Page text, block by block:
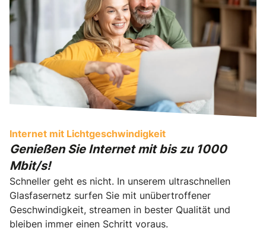
Internet mit Lichtgeschwindigkeit
Genießen Sie Internet mit bis zu 1000
Mbit/s!
Schneller geht es nicht. In unserem ultraschnellen
Glasfasernetz surfen Sie mit unübertroffener
Geschwindigkeit, streamen in bester Qualität und
bleiben immer einen Schritt voraus.